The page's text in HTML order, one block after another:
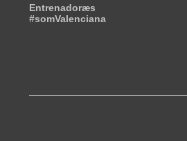
Entrenadoræs
#somValenciana